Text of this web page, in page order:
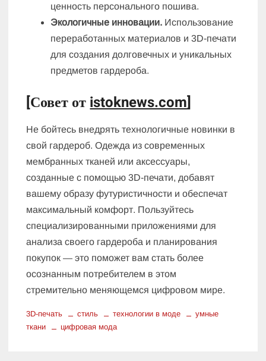
ценность персонального пошива.
Экологичные инновации. Использование
переработанных материалов и 3D-печати
для создания долговечных и уникальных
предметов гардероба.
[Совет от istoknews.com]
Не бойтесь внедрять технологичные новинки в
свой гардероб. Одежда из современных
мембранных тканей или аксессуары,
созданные с помощью 3D-печати, добавят
вашему образу футуристичности и обеспечат
максимальный комфорт. Пользуйтесь
специализированными приложениями для
анализа своего гардероба и планирования
покупок — это поможет вам стать более
осознанным потребителем в этом
стремительно меняющемся цифровом мире.
3D-печать стиль технологии в моде
умные
ткани
цифровая мода